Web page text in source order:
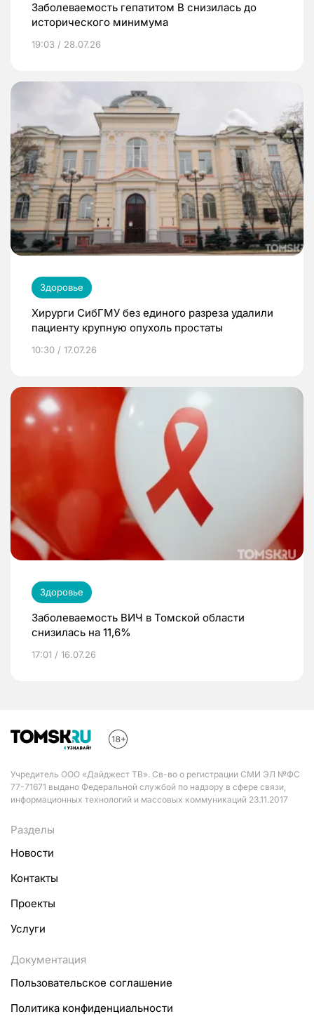
Заболеваемость гепатитом В снизилась до
исторического минимума
19:03 / 28.07.26
Здоровье
Хирурги СибГМУ без единого разреза удалили
пациенту крупную опухоль простаты
10:30 / 17.07.26
Здоровье
Заболеваемость ВИЧ в Томской области
снизилась на 11,6%
17:01 / 16.07.26
Учредитель ООО «Дайджест ТВ». Св-во о регистрации СМИ ЭЛ №ФС
77-71671 выдано Федеральной службой по надзору в сфере связи,
информационных технологий и массовых коммуникаций 23.11.2017
Разделы
Новости
Контакты
Проекты
Услуги
Документация
Пользовательское соглашение
Политика конфиденциальности